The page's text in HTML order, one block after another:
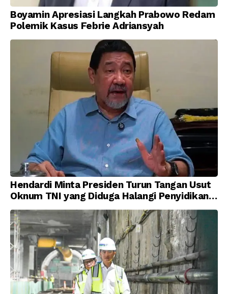
Boyamin Apresiasi Langkah Prabowo Redam
Polemik Kasus Febrie Adriansyah
Hendardi Minta Presiden Turun Tangan Usut
Oknum TNI yang Diduga Halangi Penyidikan
Korupsi